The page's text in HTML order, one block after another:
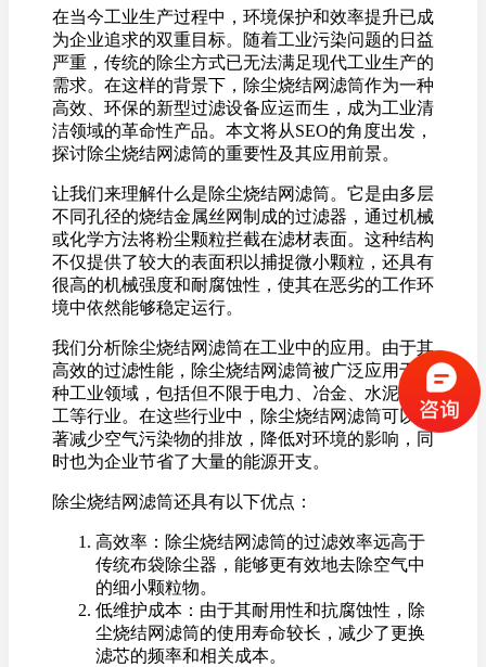
在当今工业生产过程中，环境保护和效率提升已成
为企业追求的双重目标。随着工业污染问题的日益
严重，传统的除尘方式已无法满足现代工业生产的
需求。在这样的背景下，除尘烧结网滤筒作为一种
高效、环保的新型过滤设备应运而生，成为工业清
洁领域的革命性产品。本文将从SEO的角度出发，
探讨除尘烧结网滤筒的重要性及其应用前景。
让我们来理解什么是除尘烧结网滤筒。它是由多层
不同孔径的烧结金属丝网制成的过滤器，通过机械
或化学方法将粉尘颗粒拦截在滤材表面。这种结构
不仅提供了较大的表面积以捕捉微小颗粒，还具有
很高的机械强度和耐腐蚀性，使其在恶劣的工作环
境中依然能够稳定运行。
我们分析除尘烧结网滤筒在工业中的应用。由于其
高效的过滤性能，除尘烧结网滤筒被广泛应用于各
种工业领域，包括但不限于电力、冶金、水泥、化
工等行业。在这些行业中，除尘烧结网滤筒可以显
著减少空气污染物的排放，降低对环境的影响，同
时也为企业节省了大量的能源开支。
除尘烧结网滤筒还具有以下优点：
高效率：除尘烧结网滤筒的过滤效率远高于
传统布袋除尘器，能够更有效地去除空气中
的细小颗粒物。
低维护成本：由于其耐用性和抗腐蚀性，除
尘烧结网滤筒的使用寿命较长，减少了更换
滤芯的频率和相关成本。